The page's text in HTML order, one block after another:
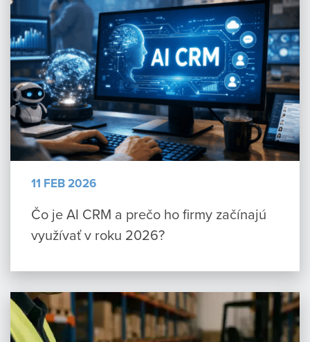
11 FEB 2026
Čo je AI CRM a prečo ho firmy začínajú
využívať v roku 2026?